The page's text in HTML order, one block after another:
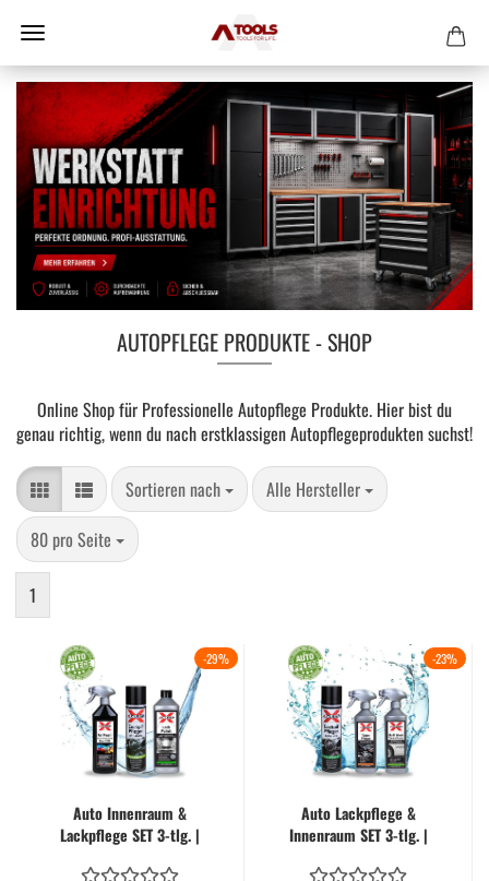
AUTOPFLEGE PRODUKTE - SHOP
Online Shop für Professionelle Autopflege Produkte. Hier bist du
genau richtig, wenn du nach erstklassigen Autopflegeprodukten suchst!
Sortieren nach
Sortieren nach Alle Hersteller
pro Seite
80 pro Seite
pro Seite
1
-29%
Auto Innenraum &
Lackpflege SET 3-tlg. |
-23%
Auto Lackpflege &
Innenraum SET 3-tlg. |